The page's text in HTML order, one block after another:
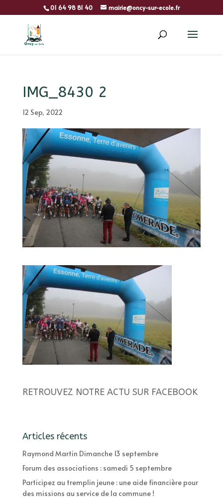
01 64 98 81 40 mairie@oncy-sur-ecole.fr
IMG_8430 2
12 Sep, 2022
RETROUVEZ NOTRE ACTU SUR FACEBOOK
Articles récents
Raymond Martin Dimanche 13 septembre
Forum des associations : samedi 5 septembre
Participez au tremplin jeune : une aide financière pour
des missions au service de la commune !